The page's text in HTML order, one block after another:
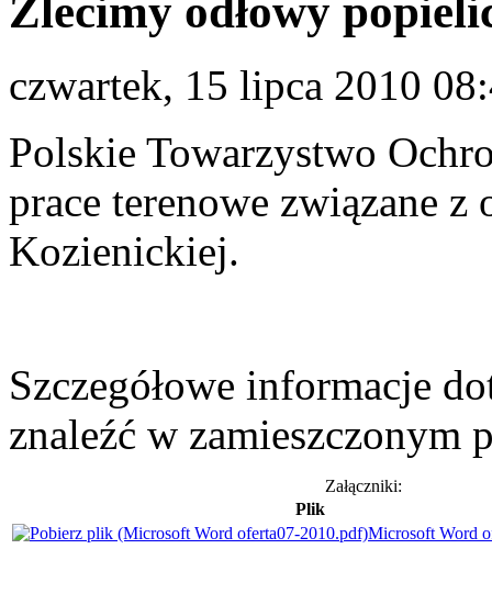
Zlecimy odłowy
czwartek, 15 lipca 2010
Polskie Towarzystwo
prace terenowe związane
Kozienickiej.
Szczegółowe informacje
znaleźć w zamieszczonym
Załączniki:
Plik
Microsoft Word